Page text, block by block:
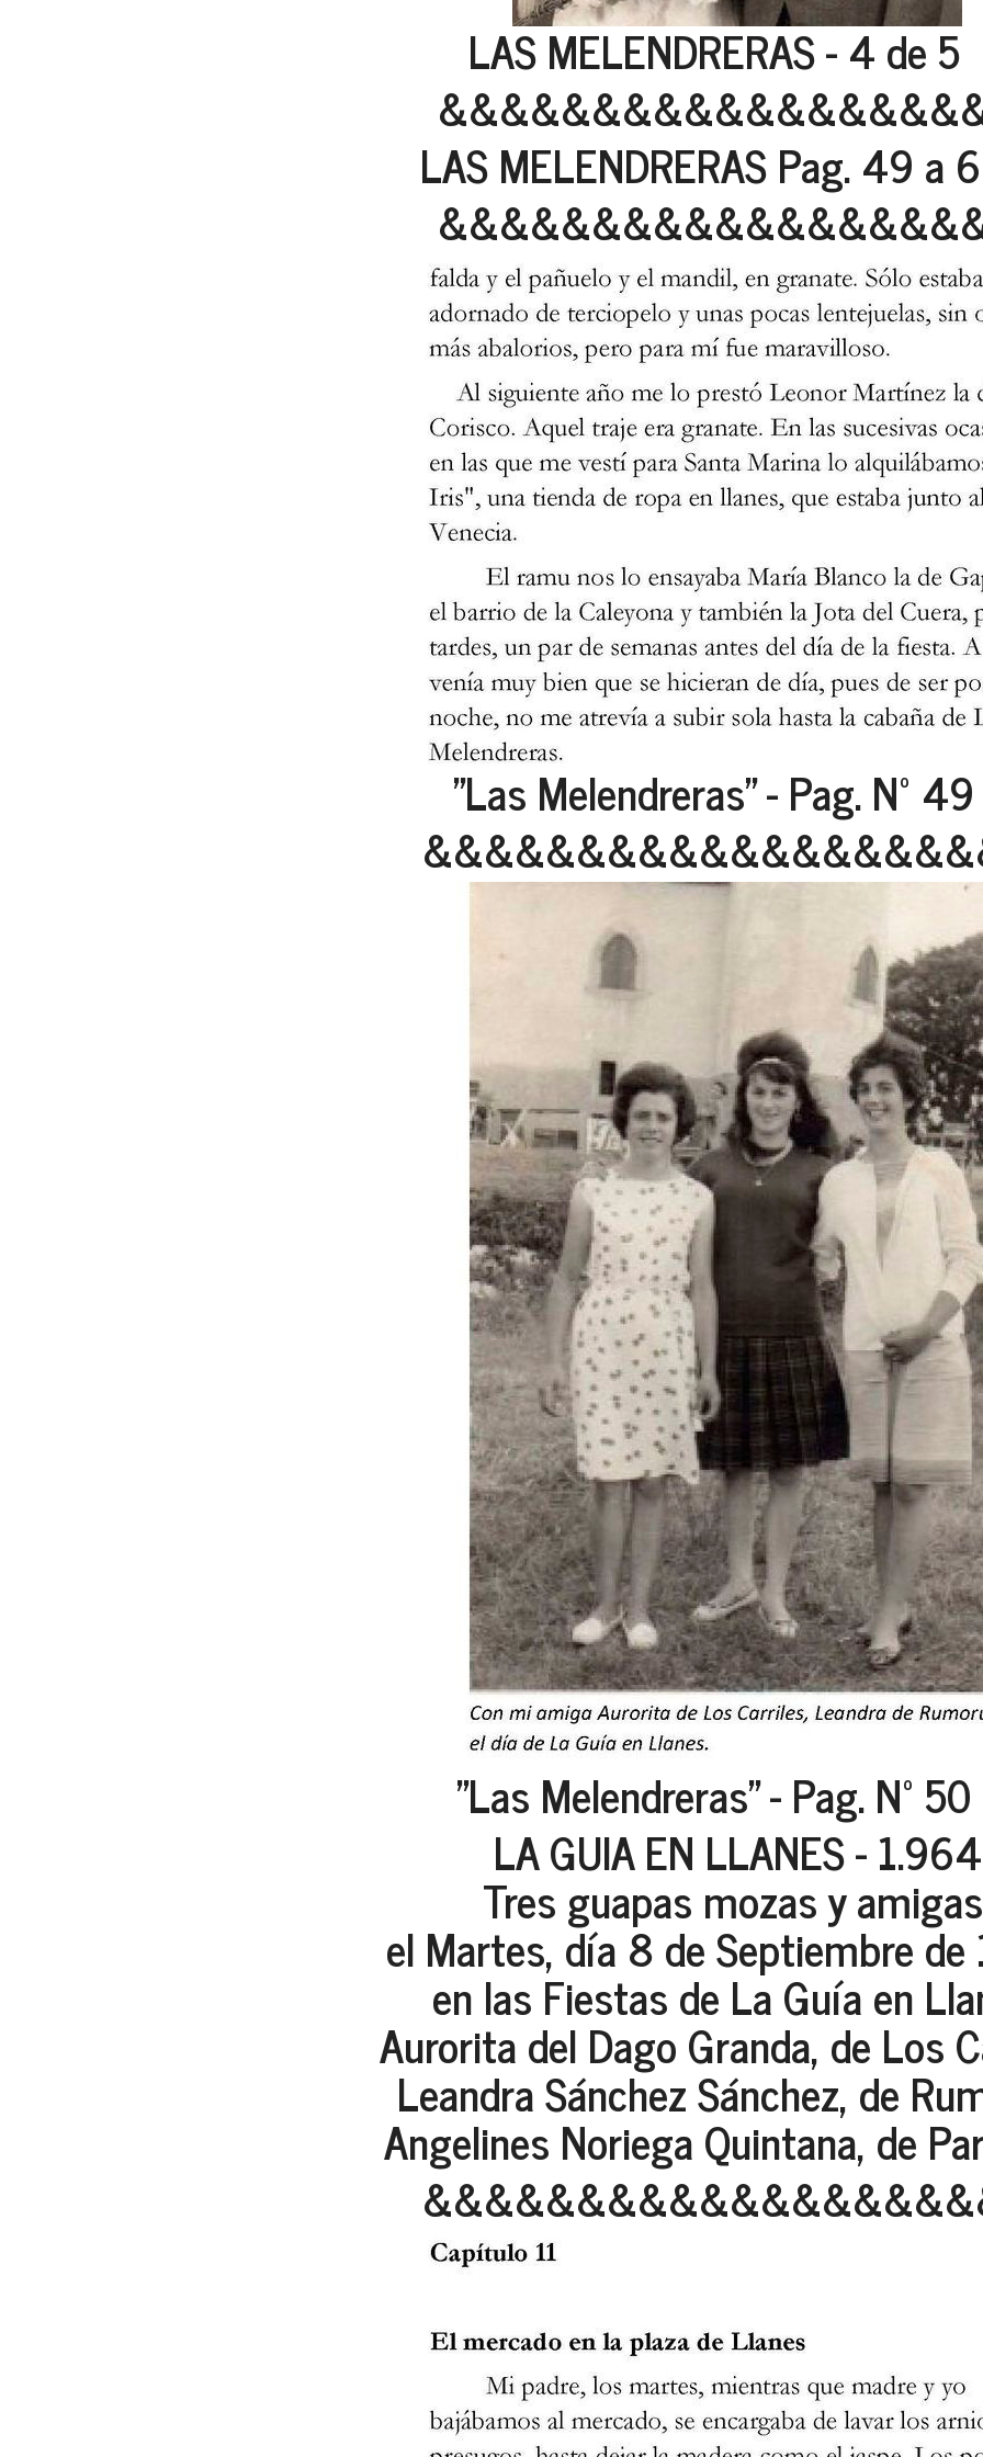
LAS MELENDRERAS - 4 de 5
LAS MELENDRERAS Pag. 49 a
"Las Melendreras" - Pag. Nº 49
"Las Melendreras" - Pag. Nº 50
LA GUIA EN LLANES - 1.964
Tres guapas mozas y
el Martes, día 8 de Septiembre
en las Fiestas de La Guía en
Aurorita del Dago Granda, de Los
Leandra Sánchez Sánchez, de
Angelines Noriega Quintana, de